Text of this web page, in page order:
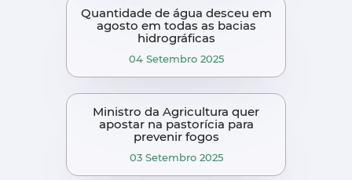
Quantidade de água desceu em
agosto em todas as bacias
hidrográficas
04 Setembro 2025
Ministro da Agricultura quer
apostar na pastorícia para
prevenir fogos
03 Setembro 2025